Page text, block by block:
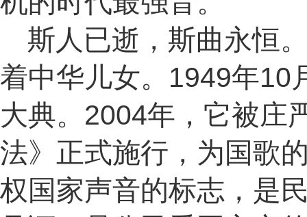
斯人已逝，斯曲永恒
着中华儿女。1949年10
大典。2004年，它被庄
法》正式施行，为国歌
权国家声音的标志，是